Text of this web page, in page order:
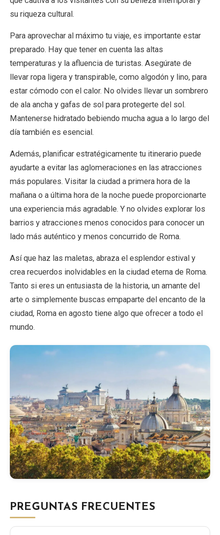
su riqueza cultural.
Para aprovechar al máximo tu viaje, es importante estar
preparado. Hay que tener en cuenta las altas
temperaturas y la afluencia de turistas. Asegúrate de
llevar ropa ligera y transpirable, como algodón y lino, para
estar cómodo con el calor. No olvides llevar un sombrero
de ala ancha y gafas de sol para protegerte del sol.
Mantenerse hidratado bebiendo mucha agua a lo largo del
día también es esencial.
Además, planificar estratégicamente tu itinerario puede
ayudarte a evitar las aglomeraciones en las atracciones
más populares. Visitar la ciudad a primera hora de la
mañana o a última hora de la noche puede proporcionarte
una experiencia más agradable. Y no olvides explorar los
barrios y atracciones menos conocidos para conocer un
lado más auténtico y menos concurrido de Roma.
Así que haz las maletas, abraza el esplendor estival y
crea recuerdos inolvidables en la ciudad eterna de Roma.
Tanto si eres un entusiasta de la historia, un amante del
arte o simplemente buscas empaparte del encanto de la
ciudad, Roma en agosto tiene algo que ofrecer a todo el
mundo.
PREGUNTAS FRECUENTES